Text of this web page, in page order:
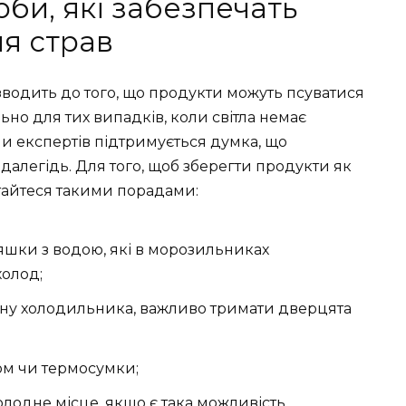
які забезпечать
страв
до того, що продукти можуть псуватися
для тих випадків, коли світла немає
експертів підтримується думка, що
Для того, щоб зберегти продукти як
такими порадами:
з водою, які в морозильниках
холодильника, важливо тримати дверцята
чи термосумки;